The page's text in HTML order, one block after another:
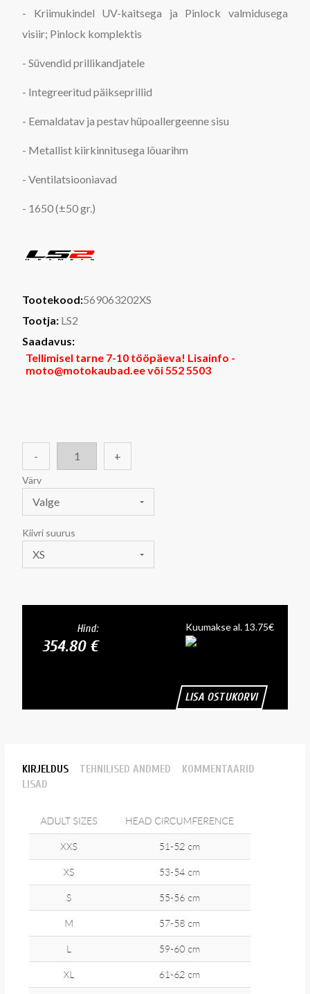
- Kriimukindel UV-kaitsega ja Pinlock valmidusega
visiir; Pinlock komplektis
- Süvendid prillikandjatele
- Integreeritud päikseprillid
- Eemaldatav ja pestav hüpoallergeenne sisu
- Metallist kiirkinnitusega lõuarihm
- Ventilatsiooniavad
- 1650 (±50 gr.)
Tootekood:569063202XS
Tootja: LS2
Saadavus:
Tellimisel tarne 7-10 tööpäeva! Lisainfo -
moto@motokaubad.ee või 552 5503
- +
Värv
Valge
Kiivri suurus
XS
Hind:
354.80 €
Kuumakse al. 13.75€
LISA OSTUKORVI
KIRJELDUS TEHNILISED ANDMED
KOMMENTAARID
LISAD